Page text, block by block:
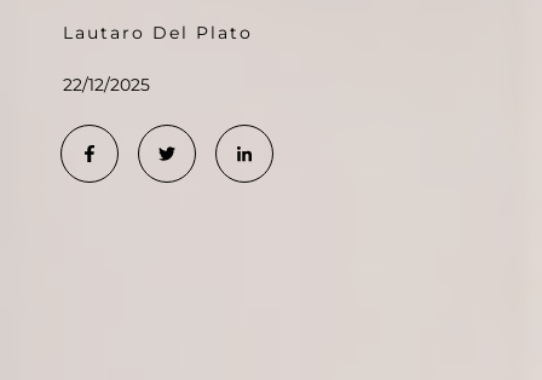
Lautaro Del Plato
22/12/2025